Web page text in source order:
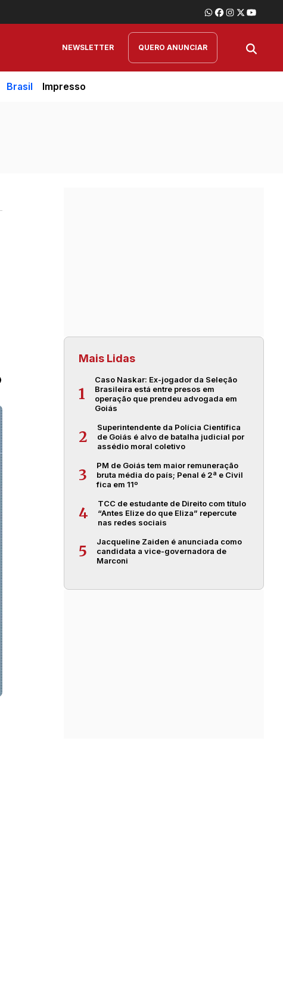
NEWSLETTER QUERO ANUNCIAR
Brasil Impresso
Mais Lidas
1
Caso Naskar: Ex-jogador da Seleção
Brasileira está entre presos em
operação que prendeu advogada em
Goiás
2
Superintendente da Polícia Científica
de Goiás é alvo de batalha judicial por
assédio moral coletivo
3
PM de Goiás tem maior remuneração
bruta média do país; Penal é 2ª e Civil
fica em 11º
4
TCC de estudante de Direito com título
“Antes Elize do que Eliza” repercute
nas redes sociais
5
Jacqueline Zaiden é anunciada como
candidata a vice-governadora de
Marconi